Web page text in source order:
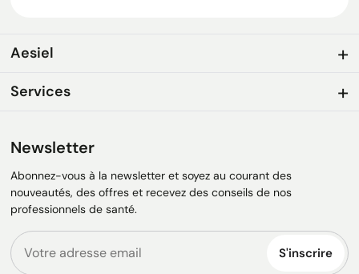
Aesiel
Services
Newsletter
Abonnez-vous à la newsletter et soyez au courant des
nouveautés, des offres et recevez des conseils de nos
professionnels de santé.
S'inscrire